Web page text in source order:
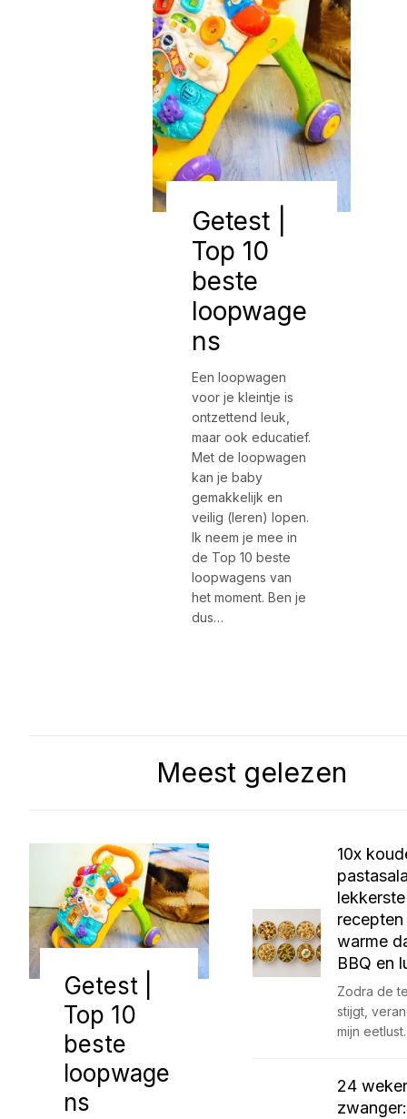
Getest |
Top 10
beste
loopwage
ns
Een loopwagen
voor je kleintje is
ontzettend leuk,
maar ook educatief.
Met de loopwagen
kan je baby
gemakkelijk en
veilig (leren) lopen.
Ik neem je mee in
de Top 10 beste
loopwagens van
het moment. Ben je
dus…
Meest gelezen
Getest |
Top 10
beste
loopwage
ns
10x
lekkerste
warme
BBQ en
Zodra de
stijgt,
mijn
24